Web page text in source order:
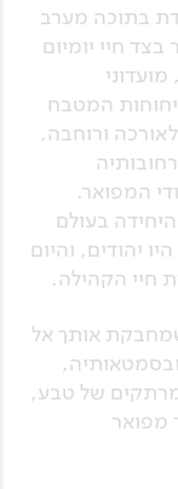
בתוכה מערב
חיי יומיום
המטבח
ורוחבה.
המפואר.
בעולם
היו יהודים, והיום
חיי הקהילה.
שמחבקת אותך אל
של טבע,
מפואר